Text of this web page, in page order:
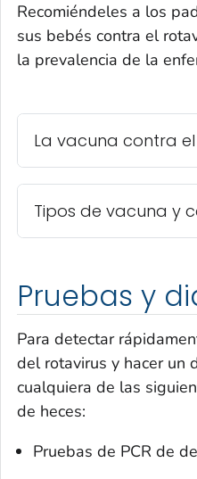
Recomiéndeles a los
sus bebés contra el
la prevalencia de la
La vacuna contra
Tipos de vacuna y
Pruebas y
Para detectar
del rotavirus y hacer un
cualquiera de las
de heces:
Pruebas de PCR de